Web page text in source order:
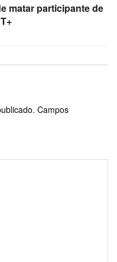
matar participante de
Campos